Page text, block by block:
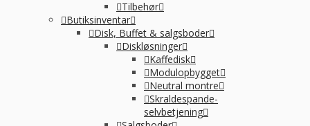
Tilbehør
Butiksinventar
Disk, Buffet & salgsboder
Diskløsninger
Kaffedisk
Modulopbygget
Neutral montre
Skraldespande-
selvbetjening